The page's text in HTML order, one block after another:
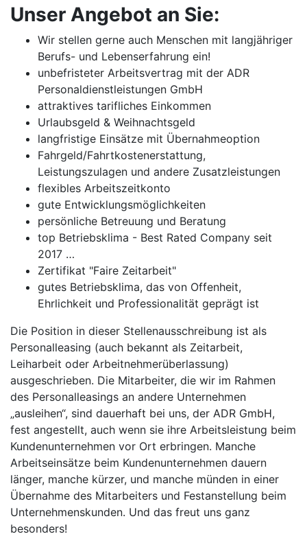
Unser Angebot an Sie:
Wir stellen gerne auch Menschen mit langjähriger
Berufs- und Lebenserfahrung ein!
unbefristeter Arbeitsvertrag mit der ADR
Personaldienstleistungen GmbH
attraktives tarifliches Einkommen
Urlaubsgeld & Weihnachtsgeld
langfristige Einsätze mit Übernahmeoption
Fahrgeld/Fahrtkostenerstattung,
Leistungszulagen und andere Zusatzleistungen
flexibles Arbeitszeitkonto
gute Entwicklungsmöglichkeiten
persönliche Betreuung und Beratung
top Betriebsklima - Best Rated Company seit
2017 …
Zertifikat "Faire Zeitarbeit"
gutes Betriebsklima, das von Offenheit,
Ehrlichkeit und Professionalität geprägt ist
Die Position in dieser Stellenausschreibung ist als
Personalleasing (auch bekannt als Zeitarbeit,
Leiharbeit oder Arbeitnehmerüberlassung)
ausgeschrieben. Die Mitarbeiter, die wir im Rahmen
des Personalleasings an andere Unternehmen
„ausleihen“, sind dauerhaft bei uns, der ADR GmbH,
fest angestellt, auch wenn sie ihre Arbeitsleistung beim
Kundenunternehmen vor Ort erbringen. Manche
Arbeitseinsätze beim Kundenunternehmen dauern
länger, manche kürzer, und manche münden in einer
Übernahme des Mitarbeiters und Festanstellung beim
Unternehmenskunden. Und das freut uns ganz
besonders!